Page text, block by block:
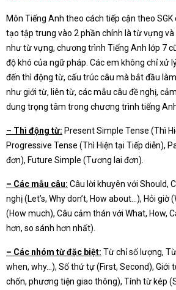
Môn Tiếng Anh theo cách tiếp cận theo SGK
tạo tập trung vào 2 phần chính là từ vựng
như từ vựng, chương trình Tiếng Anh lớp 7
độ khó của ngữ pháp. Các em không chỉ xử
đến thì động từ, cấu trúc câu mà bắt đầu
như giới từ, liên từ, các mẫu câu đề nghị,
dung trọng tâm trong chương trình tiếng
– Thì động từ: Present Simple Tense (Thì
Progressive Tense (Thì Hiện tại Tiếp diễn),
đơn), Future Simple (Tương lai đơn).
– Các mẫu câu: Câu lời khuyên với Should,
nghị (Let’s, Why don’t, How about…), Hỏi giờ
(How much), Câu cảm thán với What, How,
hơn, so sánh hơn nhất).
– Các nhóm từ đặc biệt: Từ chỉ số lượng,
when, why…), Số thứ tự (First, Second), Giới
chốn, phương tiện giao thông), Tính từ kép